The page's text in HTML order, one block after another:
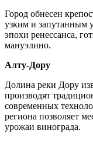
Город обнесен
узким и запутанным
эпохи ренессанса,
мануэлино.
Алту-Дору
Долина реки Дору
производят
современных
региона позволяет
урожаи винограда.